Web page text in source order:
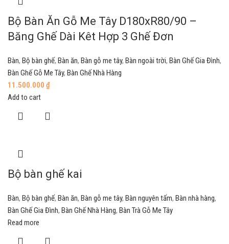
Bộ Bàn Ăn Gỗ Me Tây D180xR80/90 –
Băng Ghế Dài Kêt Hợp 3 Ghế Đơn
Bàn, Bộ bàn ghế, Bàn ăn, Bàn gỗ me tây, Bàn ngoài trời, Bàn Ghế Gia Đình,
Bàn Ghế Gỗ Me Tây, Bàn Ghế Nhà Hàng
11.500.000 ₫
Add to cart
Bộ bàn ghế kai
Bàn, Bộ bàn ghế, Bàn ăn, Bàn gỗ me tây, Bàn nguyên tấm, Bàn nhà hàng,
Bàn Ghế Gia Đình, Bàn Ghế Nhà Hàng, Bàn Trà Gỗ Me Tây
Read more